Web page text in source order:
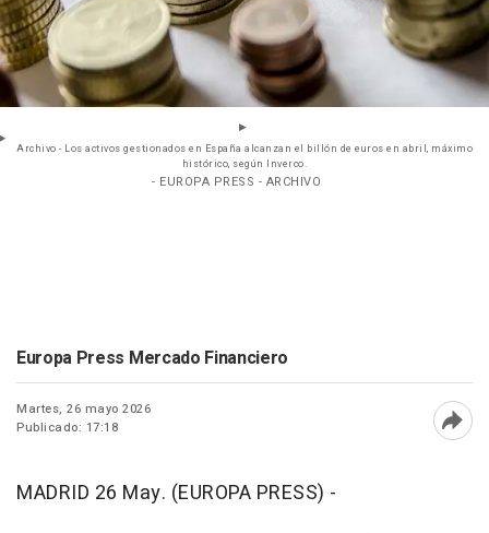
Archivo - Los activos gestionados en España alcanzan el billón de euros en abril, máximo
histórico, según Inverco.
- EUROPA PRESS - ARCHIVO
Europa Press Mercado Financiero
Martes, 26 mayo 2026
Publicado: 17:18
MADRID 26 May. (EUROPA PRESS) -